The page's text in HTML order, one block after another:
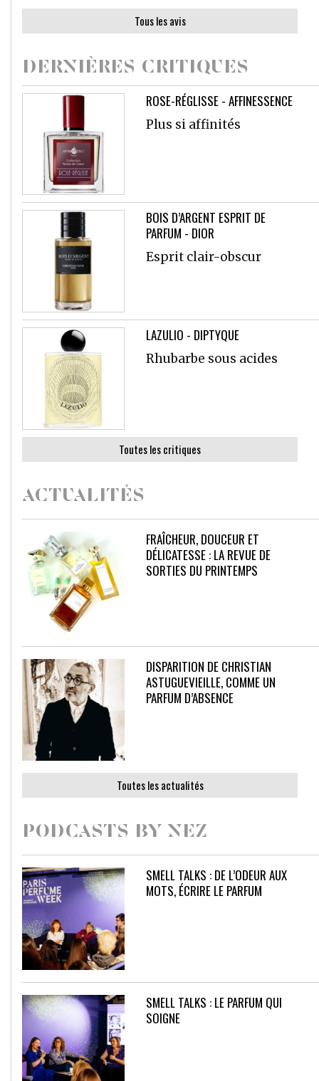
Tous les avis
DERNIÈRES CRITIQUES
ROSE-RÉGLISSE - AFFINESSENCE
Plus si affinités
BOIS D’ARGENT ESPRIT DE
PARFUM - DIOR
Esprit clair-obscur
LAZULIO - DIPTYQUE
Rhubarbe sous acides
Toutes les critiques
ACTUALITÉS
FRAÎCHEUR, DOUCEUR ET
DÉLICATESSE : LA REVUE DE
SORTIES DU PRINTEMPS
DISPARITION DE CHRISTIAN
ASTUGUEVIEILLE, COMME UN
PARFUM D’ABSENCE
Toutes les actualités
PODCASTS BY NEZ
SMELL TALKS : DE L’ODEUR AUX
MOTS, ÉCRIRE LE PARFUM
SMELL TALKS : LE PARFUM QUI
SOIGNE